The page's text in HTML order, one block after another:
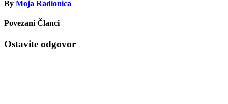
By Moja Radionica
Povezani Članci
Ostavite odgovor